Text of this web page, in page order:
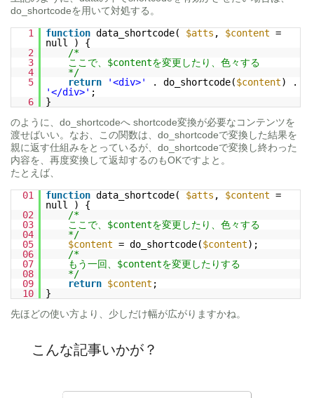
do_shortcodeを用いて対処する。
1 function data_shortcode( $atts , $content =
null ) {
2
/*
3
ここで、$contentを変更したり、色々する
4
*/
5
return '<div>' . do_shortcode($content) .
'</div>' ;
6
}
のように、do_shortcodeへ shortcode変換が必要なコンテンツを
渡せばいい。なお、この関数は、do_shortcodeで変換した結果を
親に返す仕組みをとっているが、do_shortcodeで変換し終わった
内容を、再度変換して返却するのもOKですよと。
たとえば、
01 function data_shortcode( $atts , $content =
null ) {
02
/*
03
ここで、$contentを変更したり、色々する
04
*/
05
$content = do_shortcode($content);
06
/*
07
もう一回、$contentを変更したりする
08
*/
09
return $content ;
10
}
先ほどの使い方より、少しだけ幅が広がりますかね。
こんな記事いかが？